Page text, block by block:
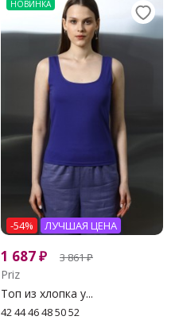
НОВИНКА
-54% ЛУЧШАЯ ЦЕНА
1 687₽ 3 861₽
Priz
Топ из хлопка у...
42 44 46 48 50 52